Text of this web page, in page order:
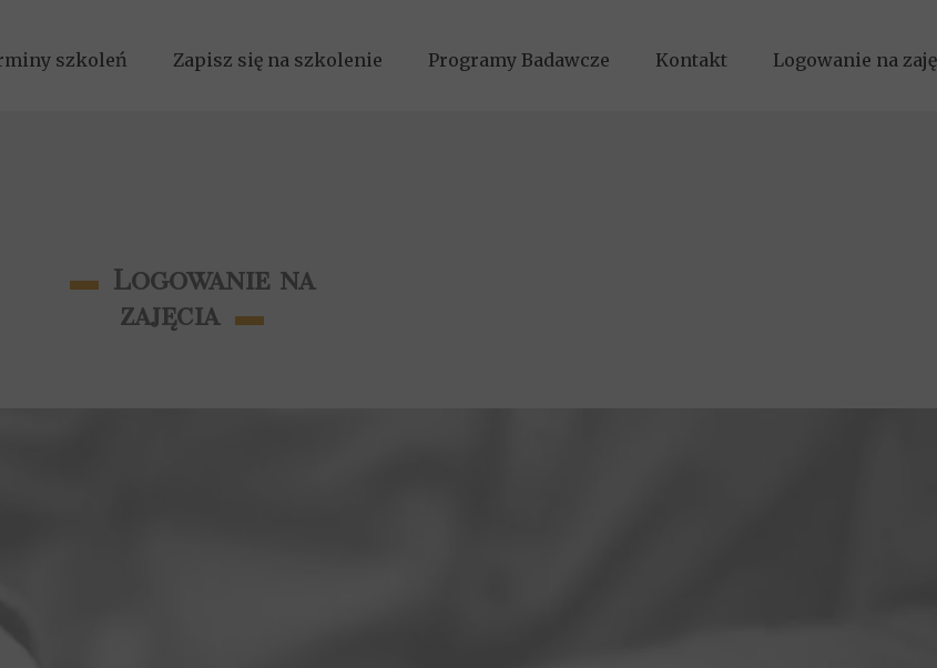
szkoleń Zapisz się na szkolenie Programy Badawcze Kontakt Logowanie na
▬ Logowanie na
zajęcia ▬